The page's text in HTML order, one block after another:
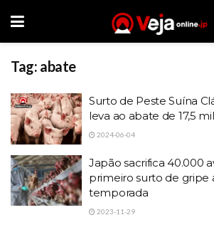
Tag: abate
Surto de Peste Suína
leva ao abate de 17,5
2024-06-04
Japão sacrifica 40.000
primeiro surto de gripe
temporada
2023-11-29